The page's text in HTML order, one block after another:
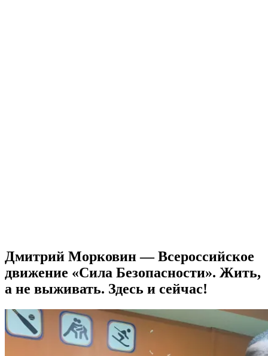
Дмитрий Морковин — Всероссийское
движение «Сила Безопасности». Жить,
а не выживать. Здесь и сейчас!